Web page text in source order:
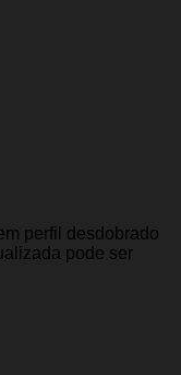
perfil desdobrado
pode ser